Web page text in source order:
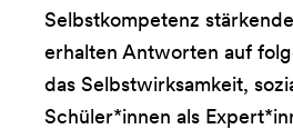
Selbstkompetenz
erhalten Antworten auf
das Selbstwirksamkeit,
Schüler*innen als